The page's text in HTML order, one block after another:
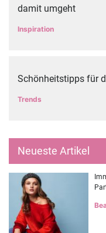
damit umgeht
Inspiration
Schönheitstipps für
Trends
Neueste Artikel